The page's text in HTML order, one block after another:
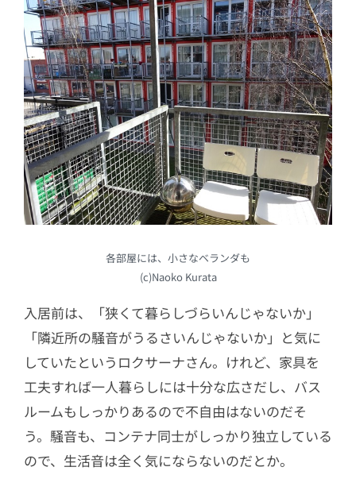
各部屋には、小さなベランダも
(c)Naoko Kurata
入居前は、「狭くて暮らしづらいんじゃないか」
「隣近所の騒音がうるさいんじゃないか」と気に
していたというロクサーナさん。けれど、家具を
工夫すれば一人暮らしには十分な広さだし、バス
ルームもしっかりあるので不自由はないのだそ
う。騒音も、コンテナ同士がしっかり独立している
ので、生活音は全く気にならないのだとか。